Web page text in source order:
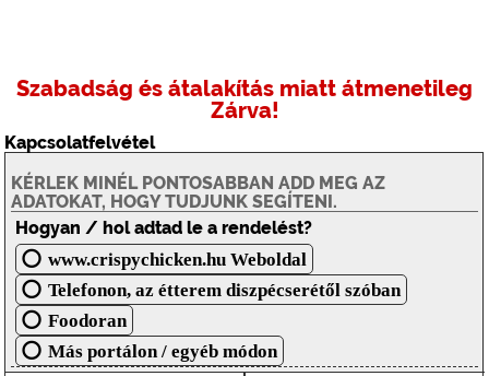
Szabadság és átalakítás miatt átmenetileg
Zárva!
Kapcsolatfelvétel
KÉRLEK MINÉL PONTOSABBAN ADD MEG AZ
ADATOKAT, HOGY TUDJUNK SEGÍTENI.
Hogyan / hol adtad le a rendelést?
www.crispychicken.hu Weboldal
Telefonon, az étterem diszpécserétől szóban
Foodoran
Más portálon / egyéb módon